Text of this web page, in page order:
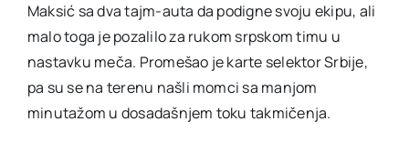
Maksić sa dva tajm-auta da podigne svoju ekipu, ali
malo toga je pozalilo za rukom srpskom timu u
nastavku meča. Promešao je karte selektor Srbije,
pa su se na terenu našli momci sa manjom
minutažom u dosadašnjem toku takmičenja.